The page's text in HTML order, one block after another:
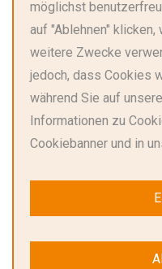
LCP
möglichst
auf "Ablehnen"
weitere Zwecke
jedoch, dass Cookies
während Sie auf
Informationen zu
Cookiebanner und in